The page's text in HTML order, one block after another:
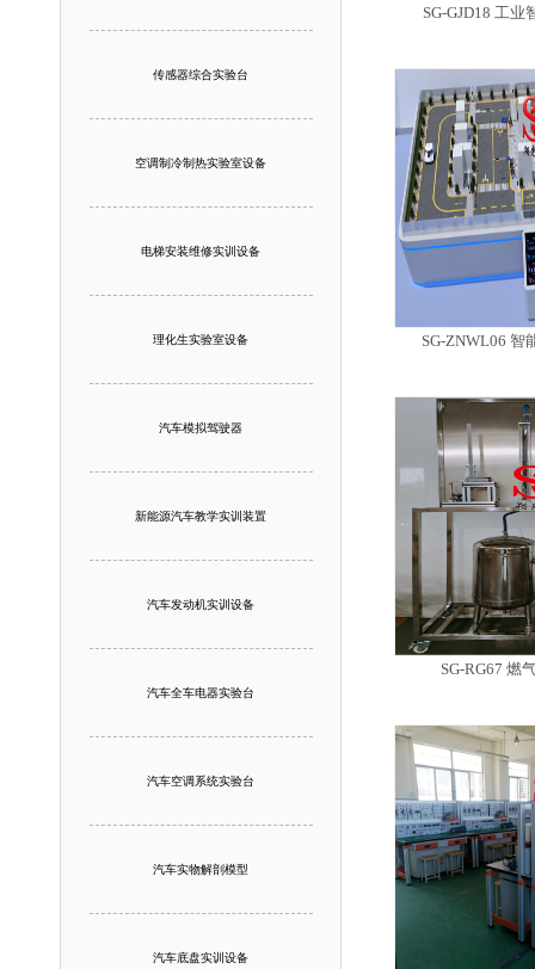
传感器综合实验台
空调制冷制热实验室设备
电梯安装维修实训设备
理化生实验室设备
汽车模拟驾驶器
新能源汽车教学实训装置
汽车发动机实训设备
汽车全车电器实验台
汽车空调系统实验台
汽车实物解剖模型
汽车底盘实训设备
SG-GJD18 工
SG-ZNWL06 智
SG-RG67 燃